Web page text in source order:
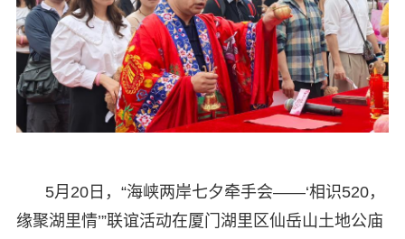
5月20日，“海峡两岸七夕牵手会——‘相识520，
缘聚湖里情’”联谊活动在厦门湖里区仙岳山土地公庙